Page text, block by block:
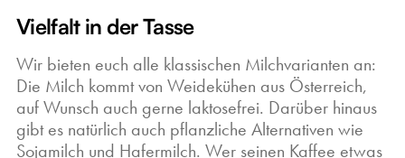
Vielfalt in der Tasse
Wir bieten euch alle klassischen Milchvarianten an:
Die Milch kommt von Weidekühen aus Österreich,
auf Wunsch auch gerne laktosefrei. Darüber hinaus
gibt es natürlich auch pflanzliche Alternativen wie
Sojamilch und Hafermilch. Wer seinen Kaffee etwas